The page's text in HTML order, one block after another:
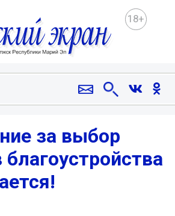
18+
за выбор